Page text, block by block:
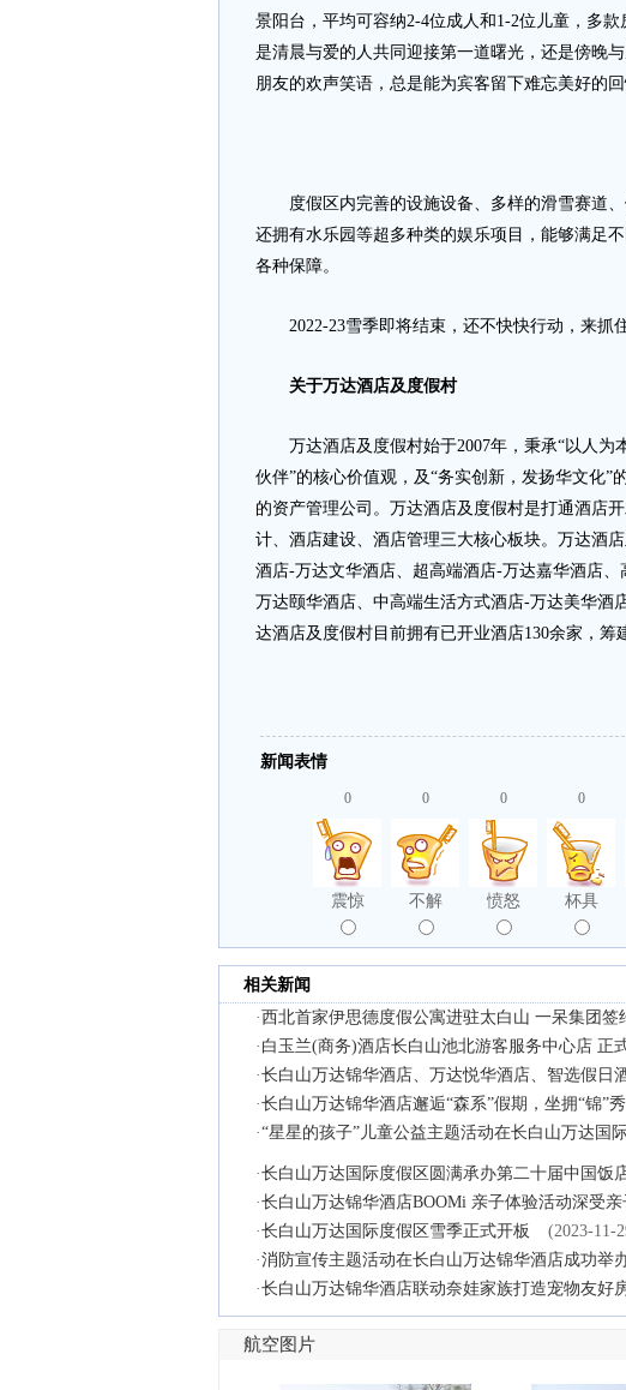
景阳台，平均可容纳2-4位成人和1-2位儿童，多
是清晨与爱的人共同迎接第一道曙光，还是傍晚
朋友的欢声笑语，总是能为宾客留下难忘美好的回
度假区内完善的设施设备、多样的滑雪赛道、
还拥有水乐园等超多种类的娱乐项目，能够满足
各种保障。
2022-23雪季即将结束，还不快快行动，来抓
关于万达酒店及度假村
万达酒店及度假村始于2007年，秉承“以人为
伙伴”的核心价值观，及“务实创新，发扬华文化
的资产管理公司。万达酒店及度假村是打通酒店
计、酒店建设、酒店管理三大核心板块。万达酒
酒店-万达文华酒店、超高端酒店-万达嘉华酒店
万达颐华酒店、中高端生活方式酒店-万达美华酒
达酒店及度假村目前拥有已开业酒店130余家，
新闻表情
0
震惊
0
不解
0
愤怒
0
杯具
相关新闻
·西北首家伊思德度假公寓进驻太白山 一呆集团签
· 白玉兰(商务)酒店长白山池北游客服务中心店 正
·长白山万达锦华酒店、万达悦华酒店、智选假日
·长白山万达锦华酒店邂逅“森系”假期，坐拥“锦”秀
·“星星的孩子”儿童公益主题活动在长白山万达国
·长白山万达国际度假区圆满承办第二十届中国饭
·长白山万达锦华酒店BOOMi 亲子体验活动深受
·长白山万达国际度假区雪季正式开板
(2023-11-
·消防宣传主题活动在长白山万达锦华酒店成功举
·长白山万达锦华酒店联动奈娃家族打造宠物友好
航空图片